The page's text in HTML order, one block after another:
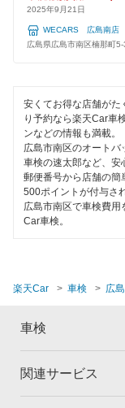
1級整備士在籍
コンピューター診断
2025年9月21日
WECARS 広島南店
広島県広島市南区楠那町5-
安くてお得な店舗がた
り予約なら楽天Car車
ンなどの情報も満載。
広島市南区のオートバ
車検の速太郎など、安
郵便番号から店舗の簡
500ポイントが付与さ
広島市南区で車検費
Car車検。
楽天Car 車検 広
車検
トップ
関連サービス